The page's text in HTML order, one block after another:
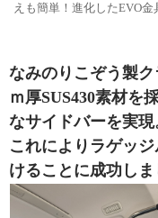
えも簡単！進化したEVO金
なみのりこぞう製
ｍ厚SUS430素材を
なサイドバーを実現
これによりラゲッ
けることに成功しま